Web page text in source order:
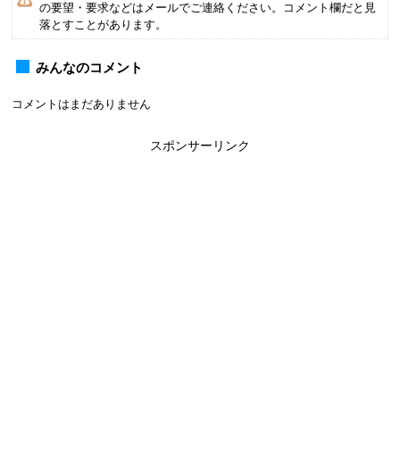
の要望・要求などはメールでご連絡ください。コメント欄だと見
落とすことがあります。
みんなのコメント
コメントはまだありません
スポンサーリンク